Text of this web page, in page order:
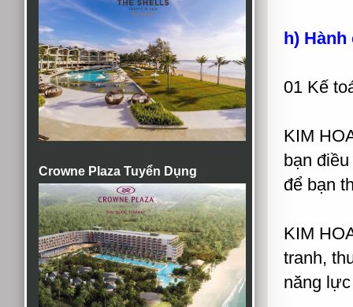
Crowne Plaza Tuyển Dụng
h) Hành
01 Kế
KIM
bạn
để bạn
KIM
tranh,
năng